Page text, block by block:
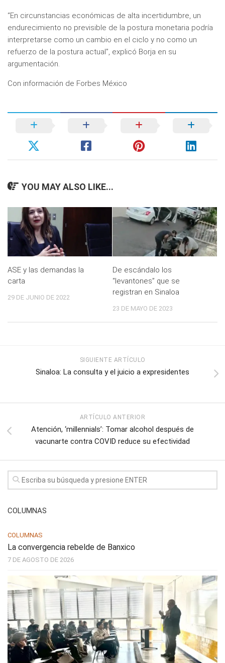
“En circunstancias económicas de alta incertidumbre, un
endurecimiento no previsible de la postura monetaria podría
interpretarse como un cambio en el ciclo y no como un
refuerzo de la postura actual”, explicó Borja en su
argumentación.
Con información de Forbes México
YOU MAY ALSO LIKE...
ASE y las demandas la
carta
29 DE JUNIO DE 2022
De escándalo los
“levantones” que se
registran en Sinaloa
23 DE MAYO DE 2023
SIGUIENTE ARTÍCULO
Sinaloa: La consulta y el juicio a expresidentes
ARTÍCULO ANTERIOR
Atención, ‘millennials’: Tomar alcohol después de
vacunarte contra COVID reduce su efectividad
COLUMNAS
COLUMNAS
La convergencia rebelde de Banxico
7 DE AGOSTO DE 2026